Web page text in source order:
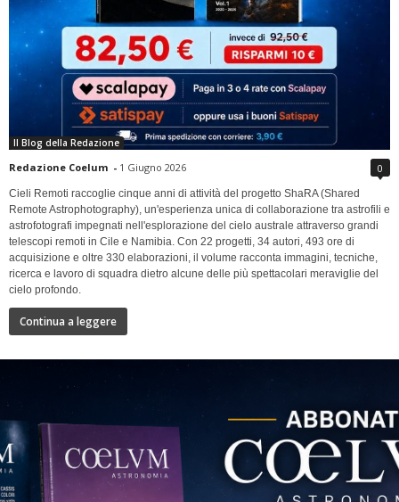
Il Blog della Redazione
Redazione Coelum - 1 Giugno 2026 0
Cieli Remoti raccoglie cinque anni di attività del progetto ShaRA (Shared
Remote Astrophotography), un'esperienza unica di collaborazione tra astrofili e
astrofotografi impegnati nell'esplorazione del cielo australe attraverso grandi
telescopi remoti in Cile e Namibia. Con 22 progetti, 34 autori, 493 ore di
acquisizione e oltre 330 elaborazioni, il volume racconta immagini, tecniche,
ricerca e lavoro di squadra dietro alcune delle più spettacolari meraviglie del
cielo profondo.
Continua a leggere